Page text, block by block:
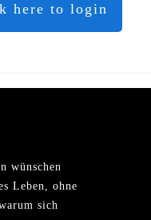
here to login
wünschen
Leben, ohne
sich